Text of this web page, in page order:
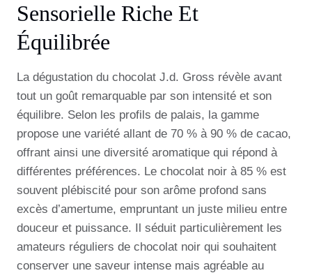
Sensorielle Riche Et
Équilibrée
La dégustation du chocolat J.d. Gross révèle avant
tout un goût remarquable par son intensité et son
équilibre. Selon les profils de palais, la gamme
propose une variété allant de 70 % à 90 % de cacao,
offrant ainsi une diversité aromatique qui répond à
différentes préférences. Le chocolat noir à 85 % est
souvent plébiscité pour son arôme profond sans
excès d’amertume, empruntant un juste milieu entre
douceur et puissance. Il séduit particulièrement les
amateurs réguliers de chocolat noir qui souhaitent
conserver une saveur intense mais agréable au